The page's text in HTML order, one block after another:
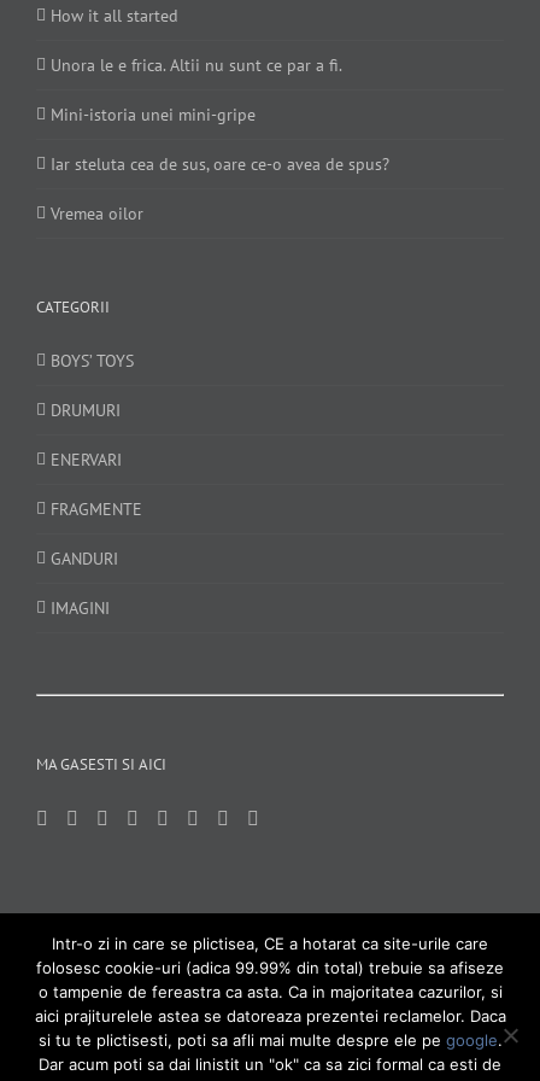
How it all started
Unora le e frica. Altii nu sunt ce par a fi.
Mini-istoria unei mini-gripe
Iar steluta cea de sus, oare ce-o avea de spus?
Vremea oilor
CATEGORII
BOYS’ TOYS
DRUMURI
ENERVARI
FRAGMENTE
GANDURI
IMAGINI
MA GASESTI SI AICI
Gabriel Butnaru | Powered and hosted byON AIR MEDIA PROFESSIONALS
Intr-o zi in care se plictisea, CE a hotarat ca site-urile care
folosesc cookie-uri (adica 99.99% din total) trebuie sa afiseze
o tampenie de fereastra ca asta. Ca in majoritatea cazurilor, si
aici prajiturelele astea se datoreaza prezentei reclamelor. Daca
si tu te plictisesti, poti sa afli mai multe despre ele pe google.
Dar acum poti sa dai linistit un "ok" ca sa zici formal ca esti de